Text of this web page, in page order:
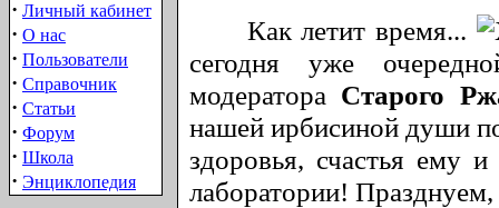
· Личный кабинет
· О нас
· Пользователи
· Справочник
· Статьи
· Форум
· Школа
· Энциклопедия
Как летит время...
сегодня уже
модератора Старого
нашей ирбисиной души
здоровья, счастья ему
лаборатории! Празднуем,